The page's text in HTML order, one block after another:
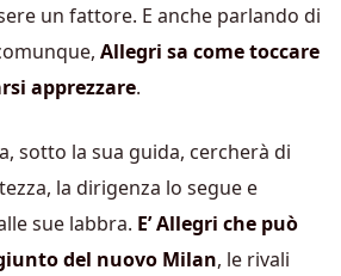
un fattore. E anche parlando di
Allegri sa come toccare
apprezzare.
sotto la sua guida, cercherà di
la dirigenza lo segue e
sue labbra. E’ Allegri che può
del nuovo Milan, le rivali